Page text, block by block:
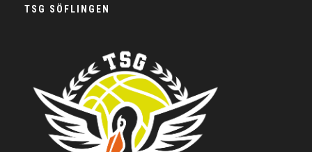
TSG SÖFLINGEN